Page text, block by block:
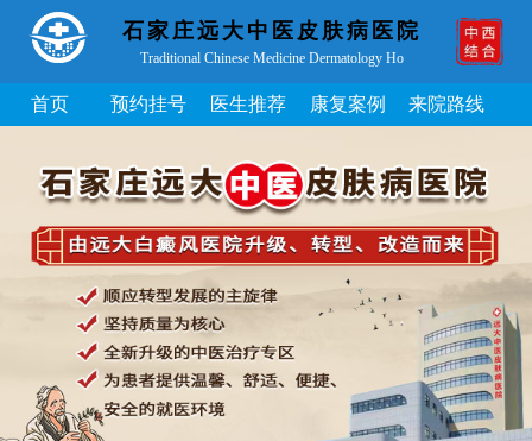
石家庄远大中医皮肤病医院
Traditional Chinese Medicine Dermatology Ho
首页 预约挂号 医生推荐 康复案例 来院路线